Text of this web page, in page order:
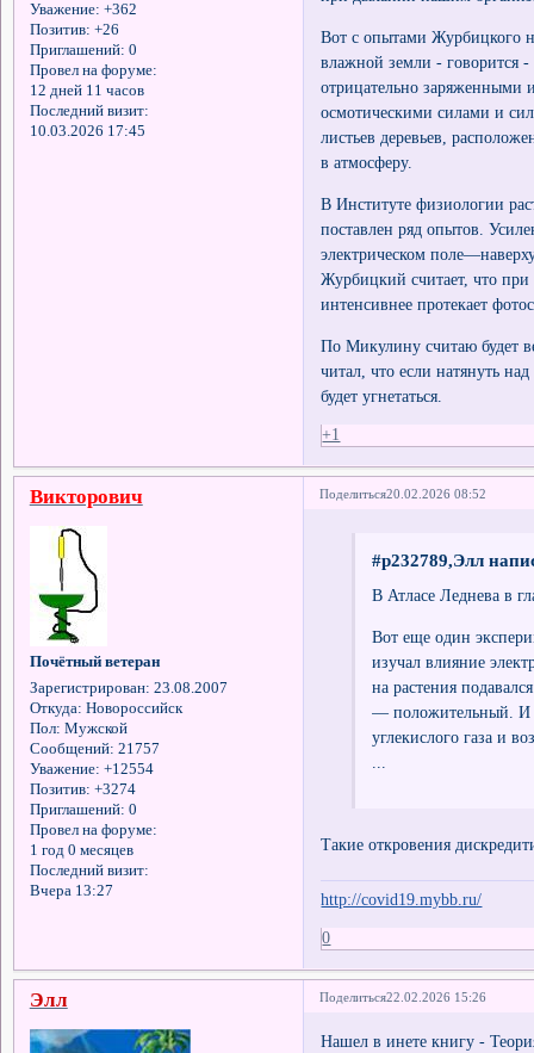
Уважение: +362
Позитив: +26
Приглашений: 0
Провел на форуме:
12 дней 11 часов
Последний визит:
10.03.2026 17:45
Вот с опытами Журбицкого
влажной земли - говорится -
отрицательно заряженными
осмотическими силами и
листьев деревьев,
в атмосферу.
В Институте физиологии
поставлен ряд опытов.
электрическом
Журбицкий считает, что
интенсивнее протекает
По Микулину считаю будет
читал, что если натянуть
будет угнетаться.
+1
Поделиться20.02.2026 08:52
Викторович
Почётный ветеран
Зарегистрирован: 23.08.2007
Откуда: Новороссийск
Пол: Мужской
Сообщений: 21757
Уважение: +12554
Позитив: +3274
Приглашений: 0
Провел на форуме:
1 год 0 месяцев
Последний визит:
Вчера 13:27
#p232789,Элл
В Атласе Леднева
Вот еще один
изучал влияние
на растения
— положительный. И
углекислого газа и
...
Такие откровения
http://covid19.mybb.ru/
0
Поделиться22.02.2026 15:26
Элл
Нашел в инете книгу -